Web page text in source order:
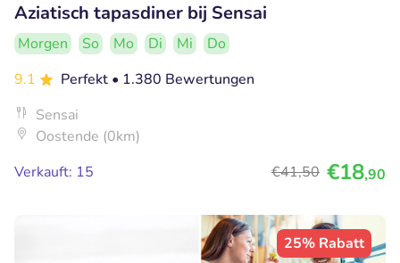
Aziatisch tapasdiner bij Sensai
Morgen So Mo Di Mi
Do
9.1
Perfekt • 1.380 Bewertungen
Sensai
Oostende (0km)
Verkauft: 15
€41,50 €18,90
25% Rabatt